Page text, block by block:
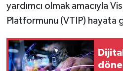
yardımcı olmak amacıyla
Platformunu (VTIP) hayata